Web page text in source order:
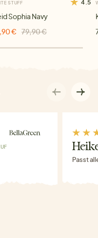
STUFF 4.5
Sophia Navy
€
79,90 €
Passt